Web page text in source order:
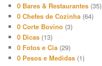
0 Bares & Restaurantes (35)
0 Chefes de Cozinha (64)
0 Corte Bovino (3)
0 Dicas (13)
0 Fotos e Cia (29)
0 Pesos e Medidas (1)